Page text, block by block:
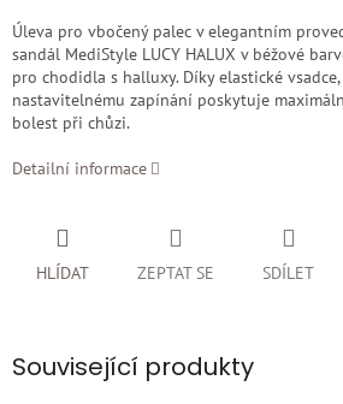
Úleva pro vbočený palec v elegantním
sandál MediStyle LUCY HALUX v béžové
pro chodidla s halluxy. Díky elastické
nastavitelnému zapínání poskytuje
bolest při chůzi.
Detailní informace
ZEPTAT SE
HLÍDAT SDÍLET
Související produkty